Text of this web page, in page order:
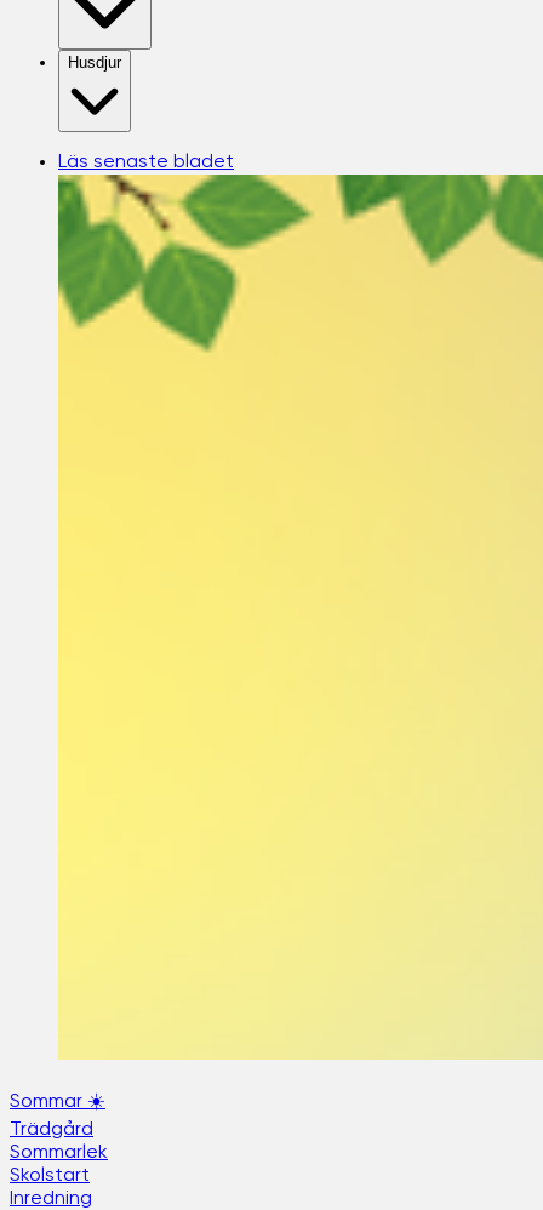
Husdjur
Läs senaste bladet
Sommar ☀️
Trädgård
Sommarlek
Skolstart
Inredning